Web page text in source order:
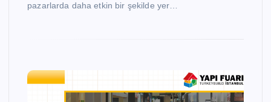
pazarlarda daha etkin bir şekilde yer…